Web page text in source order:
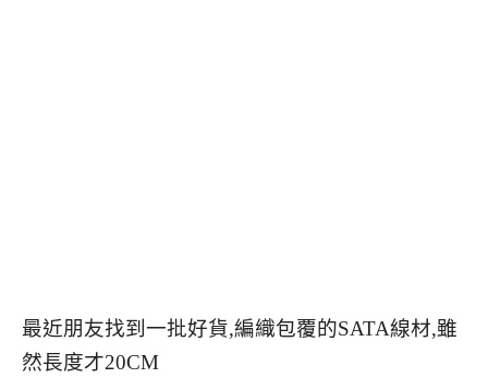
最近朋友找到一批好貨,編織包覆的SATA線材,雖
然長度才20CM